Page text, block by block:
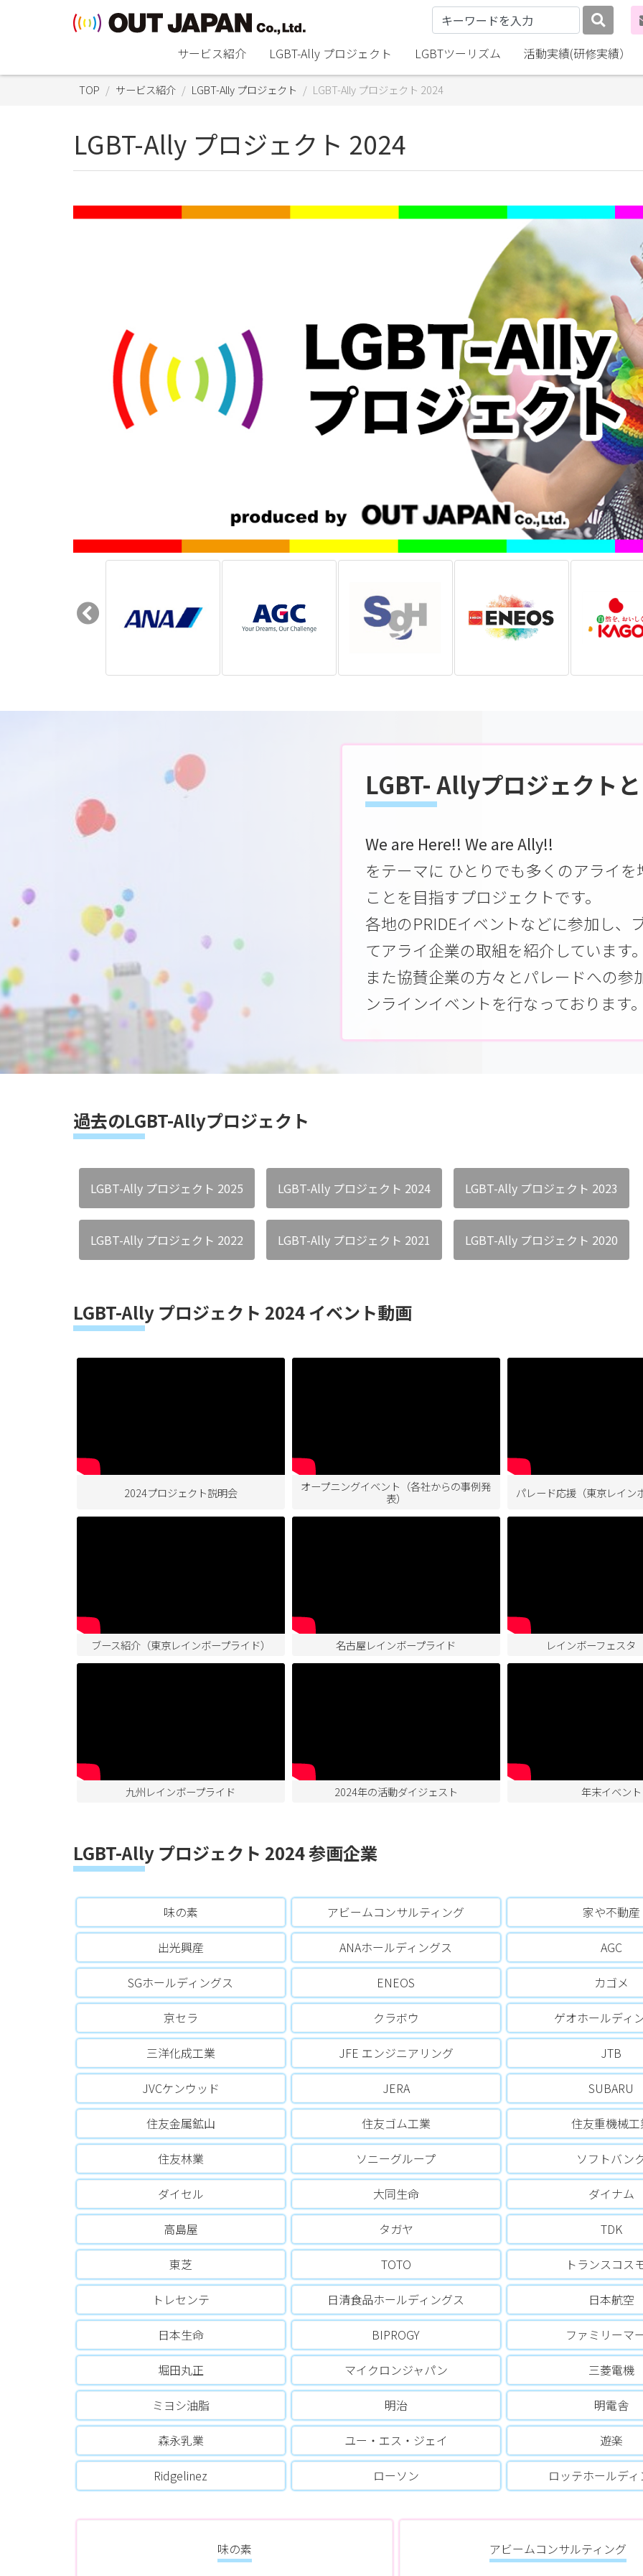
サービス紹介 LGBT-Ally プロジェクト LGBTツーリズム 活動実績(研修実績）
TOP サービス紹介 LGBT-Ally プロジェクト LGBT-Ally プロジェクト 2024
LGBT-Ally プロジェクト 2024
LGBT- Allyプロジェクト
We are Here!! We are Ally!!
をテーマに ひとりでも多くのアライを
ことを目指すプロジェクトです。
各地のPRIDEイベントなどに参加し、
てアライ企業の取組を紹介しています
また協賛企業の方々とパレードへの参
ンラインイベントを行なっております
過去のLGBT-Allyプロジェクト
LGBT-Ally プロジェクト 2025 LGBT-Ally プロジェクト 2024 LGBT-Ally プロジェクト 2023
LGBT-Ally プロジェクト 2022 LGBT-Ally プロジェクト 2021 LGBT-Ally プロジェクト 2020
LGBT-Ally プロジェクト 2024 イベント動画
2024プロジェクト説明会
オープニングイベント（各社からの事例発
表）
パレード応援（東京レイン
ブース紹介（東京レインボープライド） 名古屋レインボープライド レインボーフェスタ
九州レインボープライド 2024年の活動ダイジェスト 年末イベント
LGBT-Ally プロジェクト 2024 参画企業
味の素 アビームコンサルティング 家や不動産
出光興産 ANAホールディングス AGC
SGホールディングス ENEOS カゴメ
京セラ クラボウ ゲオホールディ
三洋化成工業 JFE エンジニアリング JTB
JVCケンウッド JERA SUBARU
住友金属鉱山 住友ゴム工業 住友重機械
住友林業 ソニーグループ ソフトバン
ダイセル 大同生命 ダイナム
高島屋 タガヤ TDK
東芝 TOTO トランスコス
トレセンテ 日清食品ホールディングス 日本航空
日本生命 BIPROGY ファミリーマ
堀田丸正 マイクロンジャパン 三菱電機
ミヨシ油脂 明治 明電舎
森永乳業 ユー・エス・ジェイ 遊楽
Ridgelinez ローソン ロッテホールデ
味の素 アビームコンサルティング